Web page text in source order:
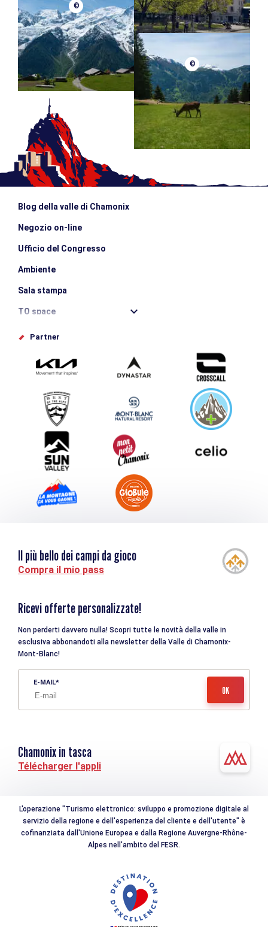
©
©
Blog della valle di Chamonix
Negozio on-line
Ufficio del Congresso
Ambiente
Sala stampa
TO space
Offices de tourisme
Inviate il vostro evento
Service groupes et séminaires
Scaricare
Turismo e disabilità
Partner
Il più bello dei campi da gioco
Compra il mio pass
Ricevi offerte personalizzate!
Non perderti davvero nulla! Scopri tutte le novità della valle in
esclusiva abbonandoti alla newsletter della Valle di Chamonix-
Mont-Blanc!
E-MAIL
Chamonix in tasca
Télécharger l'appli
L'operazione "Turismo elettronico: sviluppo e promozione digitale al
servizio della regione e dell'esperienza del cliente e dell'utente" è
cofinanziata dall'Unione Europea e dalla Regione Auvergne-Rhône-
Alpes nell'ambito del FESR.